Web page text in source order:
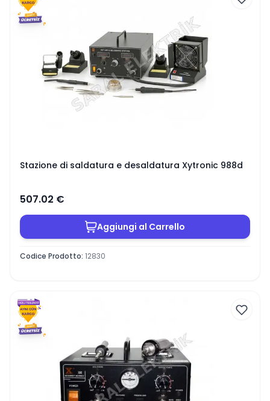
Stazione di saldatura e desaldatura Xytronic 988d
507.02 €
Aggiungi al Carrello
Codice Prodotto: 12830